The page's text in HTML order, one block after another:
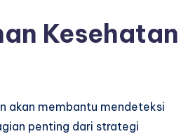
Kesehatan
akan membantu mendeteksi
penting dari strategi